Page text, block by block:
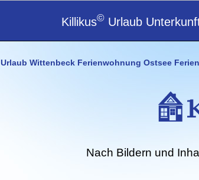
Killikus© Urlaub
Urlaub Wittenbeck Ferienwohnung Ostsee
Nach Bildern und